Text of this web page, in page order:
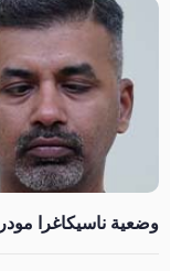
وضعية ناسيكاغرا مودرا: